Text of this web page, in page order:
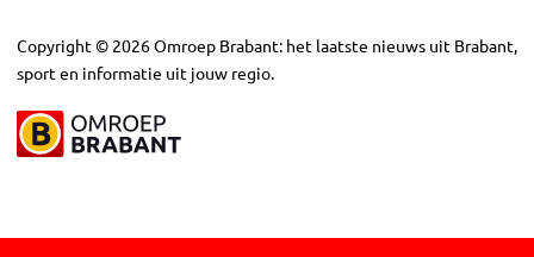
Copyright © 2026Omroep Brabant: het laatste nieuws uit Brabant,
sport en informatie uit jouw regio.